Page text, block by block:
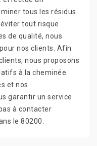
tous les résidus
tout risque
de qualité, nous
nos clients. Afin
nous proposons
à la cheminée.
et nos
garantir un service
à contacter
le 80200.